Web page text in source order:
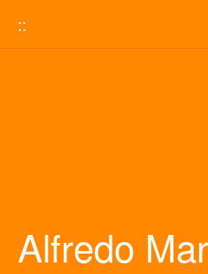
::
Alfredo